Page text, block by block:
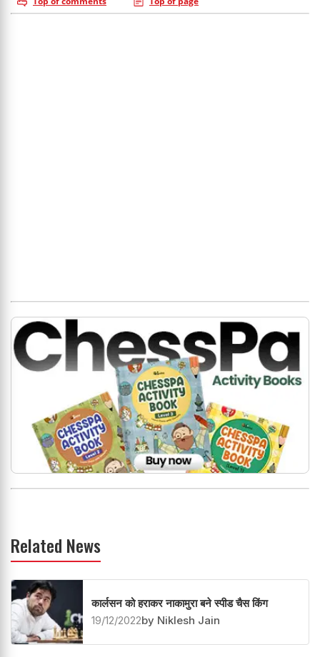
Related News
कार्लसन को हराकर नाकामुरा बने स्पीड चैस किंग
19/12/2022by Niklesh Jain